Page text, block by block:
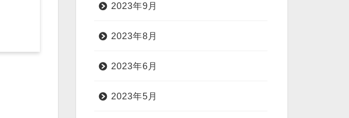
2023年9月
2023年8月
2023年6月
2023年5月